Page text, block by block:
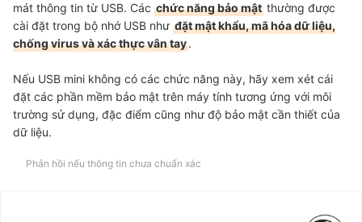
mát thông tin từ USB. Các chức năng bảo mật thường được
cài đặt trong bộ nhớ USB như đặt mật khẩu, mã hóa dữ liệu,
chống virus và xác thực vân tay.
Nếu USB mini không có các chức năng này, hãy xem xét cái
đặt các phần mềm bảo mật trên máy tính tương ứng với môi
trường sử dụng, đặc điểm cũng như độ bảo mật cần thiết của
dữ liệu.
Phản hồi nếu thông tin chưa chuẩn xác